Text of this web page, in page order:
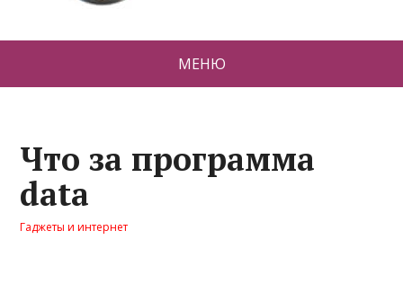
МЕНЮ
Что за программа
data
Гаджеты и интернет